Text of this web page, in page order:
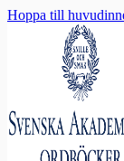
Hoppa till